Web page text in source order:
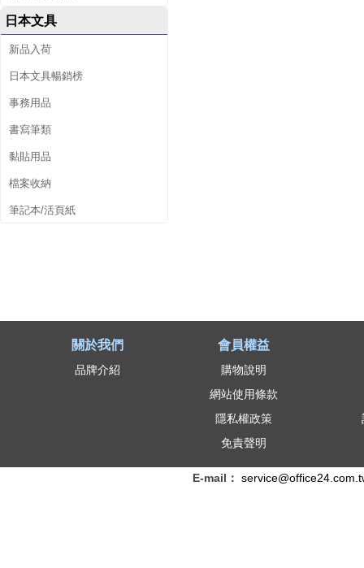
日本文具
新品入荷
日本文具暢銷榜
事務用品
書寫筆類
黏貼用品
檔案收納
筆記本/活頁紙
關於我們
品牌介紹
會員權益
購物說明
網站使用條款
隱私權政策
免責聲明
E-mail：